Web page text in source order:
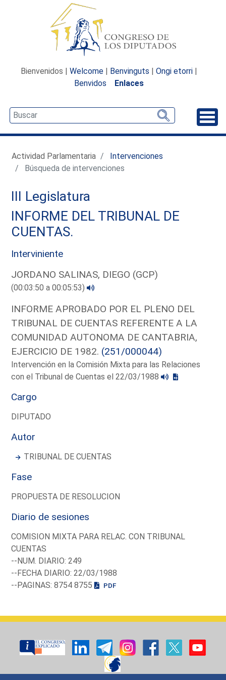
Bienvenidos | Welcome | Benvinguts | Ongi etorri |
Benvidos
Enlaces
Actividad Parlamentaria
Intervenciones
Búsqueda de intervenciones
III Legislatura
INFORME DEL TRIBUNAL DE
CUENTAS.
Interviniente
JORDANO SALINAS, DIEGO (GCP)
(00:03:50 a 00:05:53)
INFORME APROBADO POR EL PLENO DEL
TRIBUNAL DE CUENTAS REFERENTE A LA
COMUNIDAD AUTONOMA DE CANTABRIA,
EJERCICIO DE 1982. (251/000044)
Intervención en la Comisión Mixta para las Relaciones
con el Tribunal de Cuentas el 22/03/1988
Cargo
DIPUTADO
Autor
TRIBUNAL DE CUENTAS
Fase
PROPUESTA DE RESOLUCION
Diario de sesiones
COMISION MIXTA PARA RELAC. CON TRIBUNAL
CUENTAS
--NUM. DIARIO: 249
--FECHA DIARIO: 22/03/1988
--PAGINAS: 8754 8755
PDF